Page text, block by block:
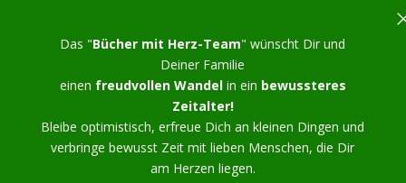
Das "Bücher mit Herz-Team" wünscht Dir und
Deiner Familie
einen freudvollen Wandelin ein bewussteres
Zeitalter!
Bleibe optimistisch, erfreue Dich an kleinen Dingen und
verbringe bewusst Zeit mit lieben Menschen, die Dir
am Herzen liegen.